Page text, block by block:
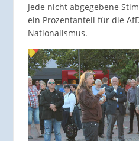
Jede nichtabgegebene
ein Prozentanteil für die
Nationalismus.